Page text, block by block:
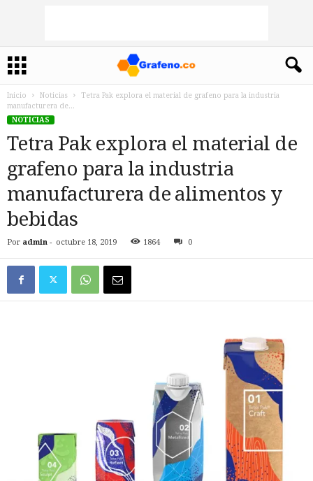
Inicio Noticias
Tetra Pak explora el material de grafeno para la industria
manufacturera de...
NOTICIAS
Tetra Pak explora el material de
grafeno para la industria
manufacturera de alimentos y
bebidas
Por admin - octubre 18, 2019 1864 0